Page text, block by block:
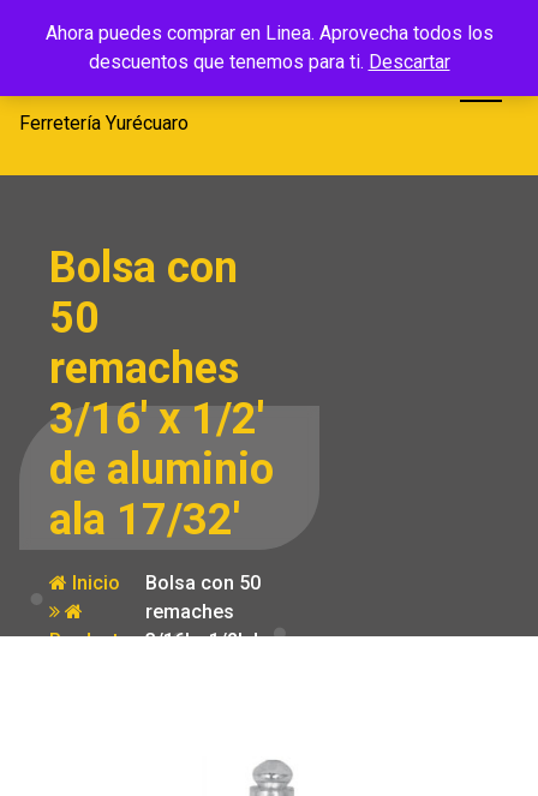
Ahora puedes comprar en Linea. Aprovecha todos los
descuentos que tenemos para ti. Descartar
Ferretería
Yurécuaro
Ferretería Yurécuaro
Bolsa con
50
remaches
3/16′ x 1/2′
de aluminio
ala 17/32′
Inicio
Producto
Bolsa con 50
remaches
3/16′ x 1/2′ de